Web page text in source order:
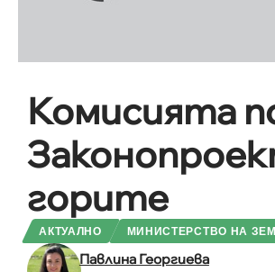
Комисията
горите
АКТУАЛНО МИНИСТЕРСТВО НА
Павлина Георгиева